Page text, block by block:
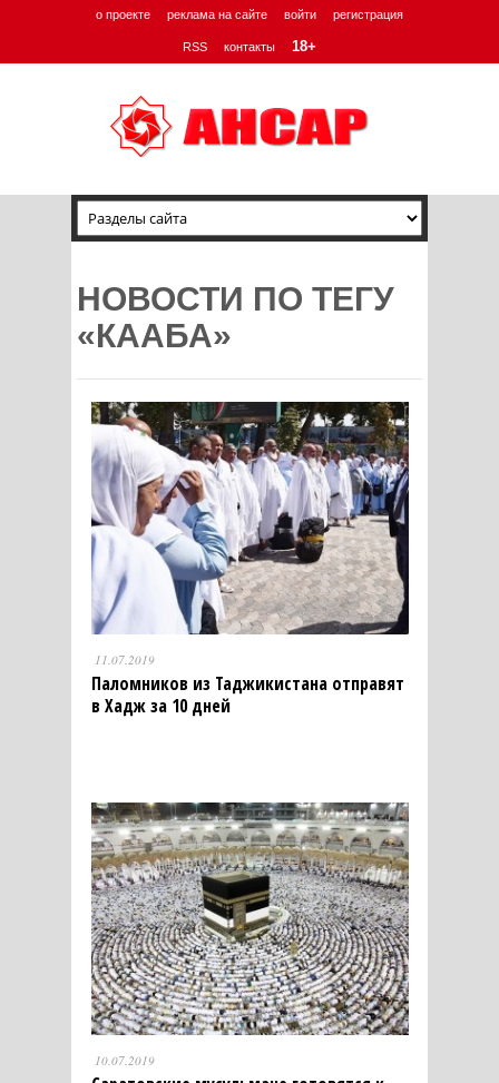
о проекте реклама на сайте войти регистрация
RSS контакты 18+
НОВОСТИ ПО ТЕГУ
«КААБА»
11.07.2019
Паломников из Таджикистана отправят
в Хадж за 10 дней
10.07.2019